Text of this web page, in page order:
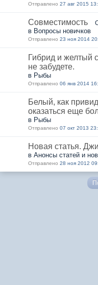
Отправлено 27 авг 2015
Совместимость
в Вопросы новичков
Отправлено 23 ноя 2014
Гибрид и желтый
не забудете.
в Рыбы
Отправлено 06 янв 2014
Белый, как
оказаться еще
в Рыбы
Отправлено 07 окт 2013
Новая статья.
в Анонсы статей и
Отправлено 28 ноя 2012